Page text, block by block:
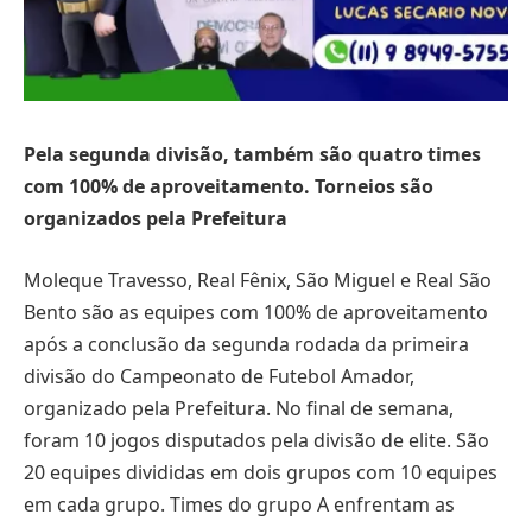
Pela segunda divisão, também são quatro times
com 100% de aproveitamento. Torneios são
organizados pela Prefeitura
Moleque Travesso, Real Fênix, São Miguel e Real São
Bento são as equipes com 100% de aproveitamento
após a conclusão da segunda rodada da primeira
divisão do Campeonato de Futebol Amador,
organizado pela Prefeitura. No final de semana,
foram 10 jogos disputados pela divisão de elite. São
20 equipes divididas em dois grupos com 10 equipes
em cada grupo. Times do grupo A enfrentam as